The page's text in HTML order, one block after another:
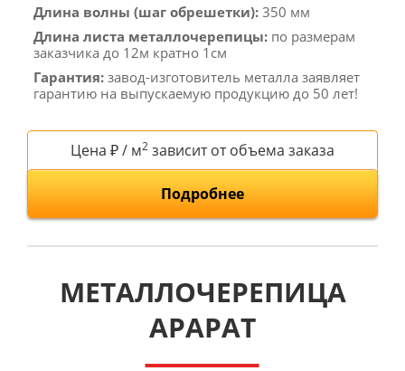
Длина волны (шаг обрешетки): 350 мм
Длина листа металлочерепицы: по размерам
заказчика до 12м кратно 1см
Гарантия: завод-изготовитель металла заявляет
гарантию на выпускаемую продукцию до 50 лет!
Цена ₽ / м2 зависит от объема заказа
Подробнее
МЕТАЛЛОЧЕРЕПИЦА
АРАРАТ